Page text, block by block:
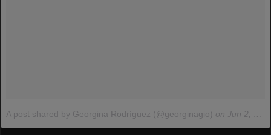
A post shared by Georgina Rodríguez (@georginagio) on Jun 2, 2018 at 6:25am PDT